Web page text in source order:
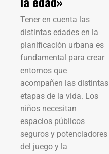
Tener en cuenta las
distintas edades en la
planificación urbana es
fundamental para crear
entornos que
acompañen las distintas
etapas de la vida. Los
niños necesitan
espacios públicos
seguros y potenciadores
del juego y la